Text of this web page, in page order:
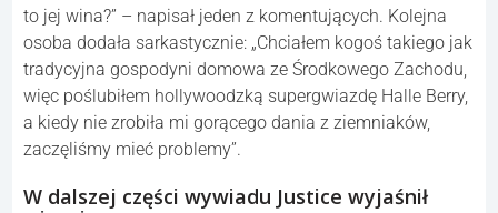
to jej wina?” – napisał jeden z komentujących. Kolejna
osoba dodała sarkastycznie: „Chciałem kogoś takiego jak
tradycyjna gospodyni domowa ze Środkowego Zachodu,
więc poślubiłem hollywoodzką supergwiazdę Halle Berry,
a kiedy nie zrobiła mi gorącego dania z ziemniaków,
zaczęliśmy mieć problemy”.
W dalszej części wywiadu Justice wyjaśnił